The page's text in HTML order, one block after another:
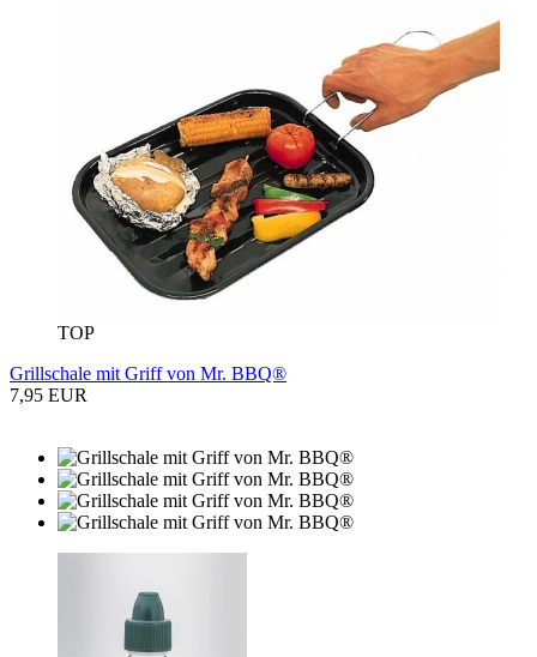
TOP
Grillschale mit Griff von Mr. BBQ®
7,95 EUR